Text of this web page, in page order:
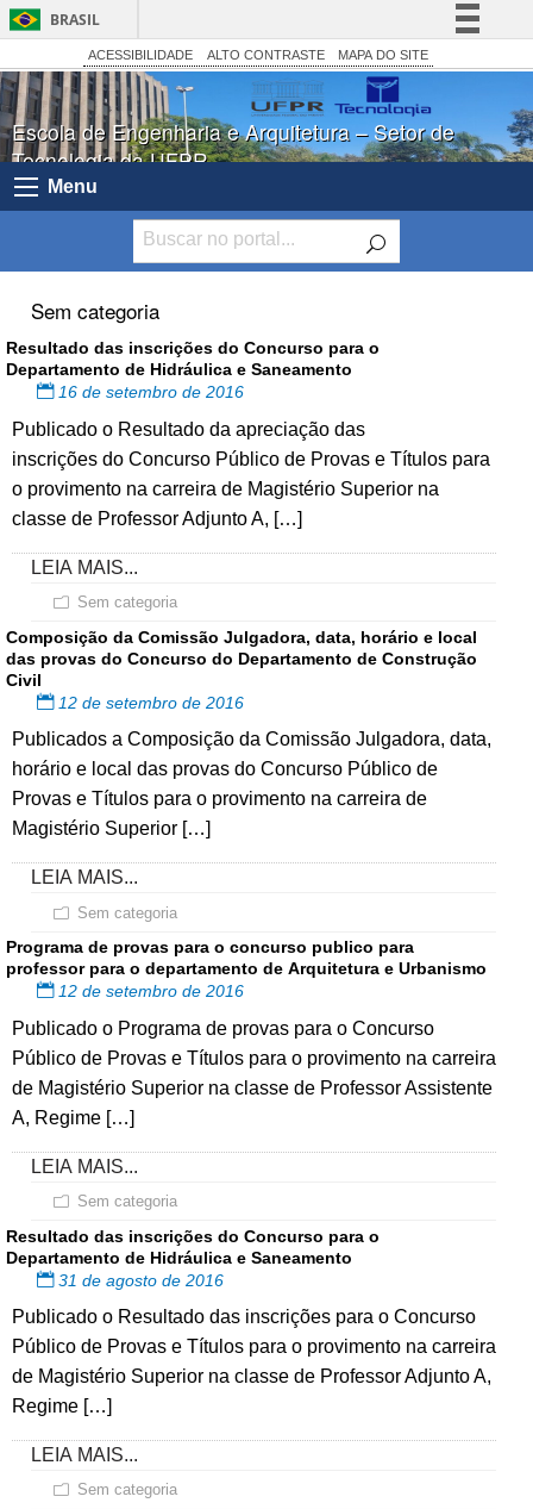
BRASIL
Simplifique!
Comunica BR
Participe
Acesso à informação
Canais
ACESSIBILIDADE ALTO CONTRASTE MAPA DO SITE
Escola de Engenharia e Arquitetura – Setor de
Tecnologia da UFPR
Menu
Sem categoria
Resultado das inscrições do Concurso para o
Departamento de Hidráulica e Saneamento
16 de setembro de 2016
Publicado o Resultado da apreciação das
inscrições do Concurso Público de Provas e Títulos para
o provimento na carreira de Magistério Superior na
classe de Professor Adjunto A, […]
LEIA MAIS...
Sem categoria
Composição da Comissão Julgadora, data, horário e local
das provas do Concurso do Departamento de Construção
Civil
12 de setembro de 2016
Publicados a Composição da Comissão Julgadora, data,
horário e local das provas do Concurso Público de
Provas e Títulos para o provimento na carreira de
Magistério Superior […]
LEIA MAIS...
Sem categoria
Programa de provas para o concurso publico para
professor para o departamento de Arquitetura e Urbanismo
12 de setembro de 2016
Publicado o Programa de provas para o Concurso
Público de Provas e Títulos para o provimento na carreira
de Magistério Superior na classe de Professor Assistente
A, Regime […]
LEIA MAIS...
Sem categoria
Resultado das inscrições do Concurso para o
Departamento de Hidráulica e Saneamento
31 de agosto de 2016
Publicado o Resultado das inscrições para o Concurso
Público de Provas e Títulos para o provimento na carreira
de Magistério Superior na classe de Professor Adjunto A,
Regime […]
LEIA MAIS...
Sem categoria